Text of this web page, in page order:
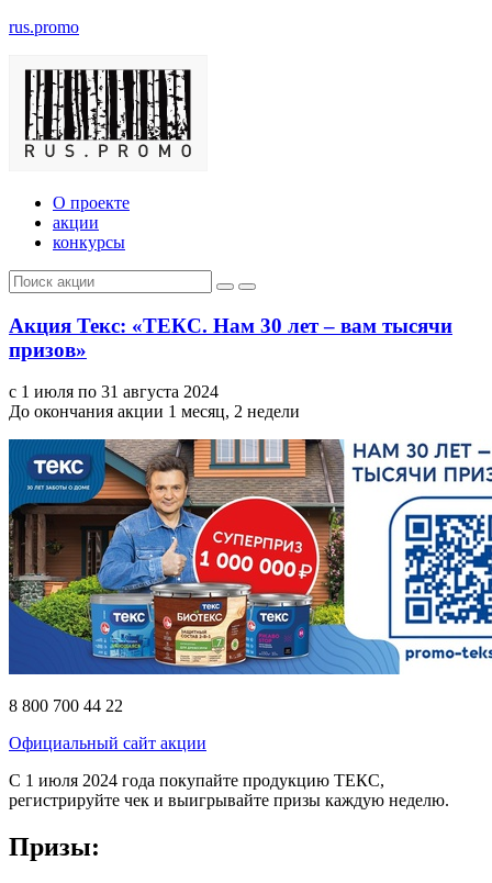
rus.promo
О проекте
акции
конкурсы
Акция Текс: «ТЕКС. Нам 30 лет – вам тысячи
призов»
с 1 июля по 31 августа 2024
До окончания акции 1 месяц, 2 недели
8 800 700 44 22
Официальный сайт акции
С 1 июля 2024 года покупайте продукцию ТЕКС,
регистрируйте чек и выигрывайте призы каждую неделю.
Призы: